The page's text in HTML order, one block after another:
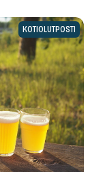
KOTIOLUTPOSTI